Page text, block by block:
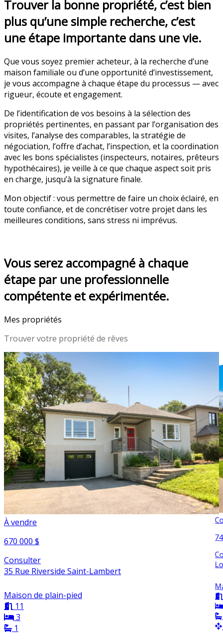
Trouver la bonne propriété, c’est bien
plus qu’une simple recherche, c’est
une étape importante dans une vie.
Que vous soyez premier acheteur, à la recherche d’une
maison familiale ou d’une opportunité d’investissement,
je vous accompagne à chaque étape du processus — avec
rigueur, écoute et engagement.
De l’identification de vos besoins à la sélection des
propriétés pertinentes, en passant par l’organisation des
visites, l’analyse des comparables, la stratégie de
négociation, l’offre d’achat, l’inspection, et la coordination
avec les bons spécialistes (inspecteurs, notaires, prêteurs
hypothécaires), je veille à ce que chaque aspect soit pris
en charge, jusqu’à la signature finale.
Mon objectif : vous permettre de faire un choix éclairé, en
toute confiance, et de concrétiser votre projet dans les
meilleures conditions, sans stress ni imprévus.
Vous serez accompagné à chaque
étape par une professionnelle
compétente et expérimentée.
Mes propriétés
Trouver votre propriété de rêves
À vendre
670 000 $
Consulter
35 Rue Riverside Saint-Lambert
Maison de plain-pied
11
3
1